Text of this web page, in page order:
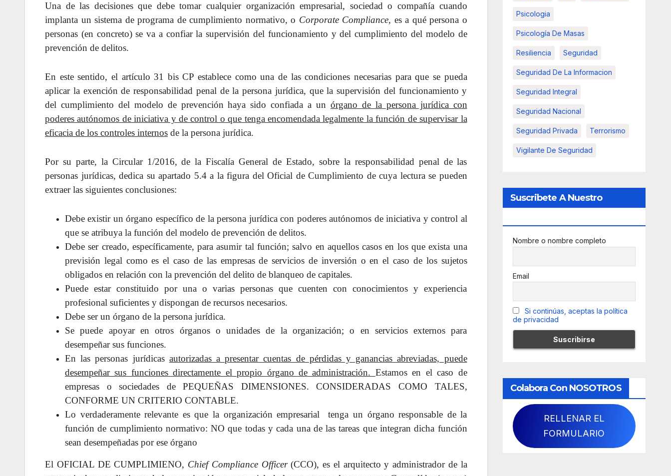
Una de las decisiones que debe tomar cualquier organización empresarial, sociedad o compañía cuando
implanta un sistema de programa de cumplimiento normativo, o Corporate Compliance, es a qué persona o
personas (en concreto) se va a confiar la supervisión del funcionamiento y del cumplimiento del modelo de
prevención de delitos.
En este sentido, el artículo 31 bis CP establece como una de las condiciones necesarias para que se pueda
aplicar la exención de responsabilidad penal de la persona jurídica, que la supervisión del funcionamiento y
del cumplimiento del modelo de prevención haya sido confiada a un órgano de la persona jurídica con
poderes autónomos de iniciativa y de control o que tenga encomendada legalmente la función de supervisar la
eficacia de los controles internos de la persona jurídica.
Por su parte, la Circular 1/2016, de la Fiscalía General de Estado, sobre la responsabilidad penal de las
personas jurídicas, dedica su apartado 5.4 a la figura del Oficial de Cumplimiento de cuya lectura se pueden
extraer las siguientes conclusiones:
Debe existir un órgano específico de la persona jurídica con poderes autónomos de iniciativa y control al
que se atribuya la función del modelo de prevención de delitos.
Debe ser creado, específicamente, para asumir tal función; salvo en aquellos casos en los que exista una
previsión legal como es el caso de las empresas de servicios de inversión o en el caso de los sujetos
obligados en relación con la prevención del delito de blanqueo de capitales.
Puede estar constituido por una o varias personas que cuenten con conocimientos y experiencia
profesional suficientes y dispongan de recursos necesarios.
Debe ser un órgano de la persona jurídica.
Se puede apoyar en otros órganos o unidades de la organización; o en servicios externos para
desempeñar sus funciones.
En las personas jurídicas autorizadas a presentar cuentas de pérdidas y ganancias abreviadas, puede
desempeñar sus funciones directamente el propio órgano de administración. Estamos en el caso de
empresas o sociedades de PEQUEÑAS DIMENSIONES. CONSIDERADAS COMO TALES,
CONFORME UN CRITERIO CONTABLE.
Lo verdaderamente relevante es que la organización empresarial tenga un órgano responsable de la
función de cumplimiento normativo: NO que todas y cada una de las tareas que integran dicha función
sean desempeñadas por ese órgano
El OFICIAL DE CUMPLIMIENO, Chief Compliance Officer(CCO), es el arquitecto y administrador de la
Psicologia
Psicología De Masas
Resiliencia Seguridad
Seguridad De La Informacion
Seguridad Integral
Seguridad Nacional
Seguridad Privada Terrorismo
Vigilante De Seguridad
Suscribete A Nuestro
Nombre o nombre completo
Email
Si continúas, aceptas la política
de privacidad
Colabora Con NOSOTROS
RELLENAR EL
FORMULARIO